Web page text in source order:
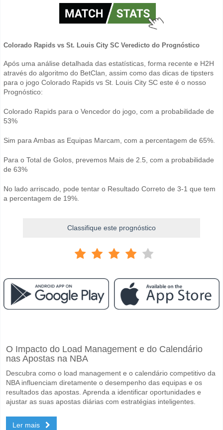
Colorado Rapids vs St. Louis City SC Veredicto do Prognóstico
Após uma análise detalhada das estatísticas, forma recente e H2H
através do algoritmo do BetClan, assim como das dicas de tipsters
para o jogo Colorado Rapids vs St. Louis City SC este é o nosso
Prognóstico:
Colorado Rapids para o Vencedor do jogo, com a probabilidade de
53%
Sim para Ambas as Equipas Marcam, com a percentagem de 65%.
Para o Total de Golos, prevemos Mais de 2.5, com a probabilidade
de 63%
No lado arriscado, pode tentar o Resultado Correto de 3-1 que tem
a percentagem de 19%.
Classifique este prognóstico
A partida entre Colorado Rapids v St. Louis City SC 10 May 2026
Colorado Rapids para o Vencedor do jogo, com a probabilidade de
Será que ambas as equipas marcam no jogo
Sim para Ambas as Equipas Marcam, com a percentagem de 65%.
O Impacto do Load Management e do Calendário
nas Apostas na NBA
Descubra como o load management e o calendário competitivo da
NBA influenciam diretamente o desempenho das equipas e os
resultados das apostas. Aprenda a identificar oportunidades e
ajustar as suas apostas diárias com estratégias inteligentes.
Ler mais